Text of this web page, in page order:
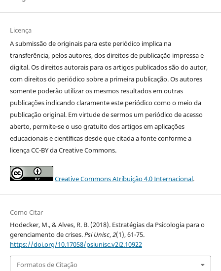
Licença
A submissão de originais para este periódico implica na
transferência, pelos autores, dos direitos de publicação impressa e
digital. Os direitos autorais para os artigos publicados são do autor,
com direitos do periódico sobre a primeira publicação. Os autores
somente poderão utilizar os mesmos resultados em outras
publicações indicando claramente este periódico como o meio da
publicação original. Em virtude de sermos um periódico de acesso
aberto, permite-se o uso gratuito dos artigos em aplicações
educacionais e científicas desde que citada a fonte conforme a
licença CC-BY da Creative Commons.
Creative Commons Atribuição 4.0 Internacional.
Como Citar
Hodecker, M., & Alves, R. B. (2018). Estratégias da Psicologia para o
gerenciamento de crises.Psi Unisc,2(1), 61-75.
https://doi.org/10.17058/psiunisc.v2i2.10922
Formatos de Citação